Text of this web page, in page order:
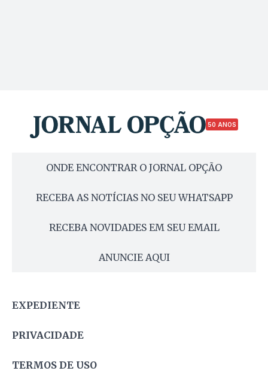
50 ANOS
ONDE ENCONTRAR O JORNAL OPÇÃO
RECEBA AS NOTÍCIAS NO SEU WHATSAPP
RECEBA NOVIDADES EM SEU EMAIL
ANUNCIE AQUI
EXPEDIENTE
PRIVACIDADE
TERMOS DE USO